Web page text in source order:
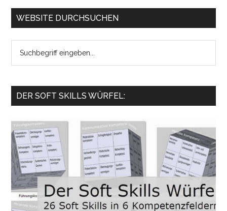
WEBSITE DURCHSUCHEN
...
DER SOFT SKILLS WÜRFEL: